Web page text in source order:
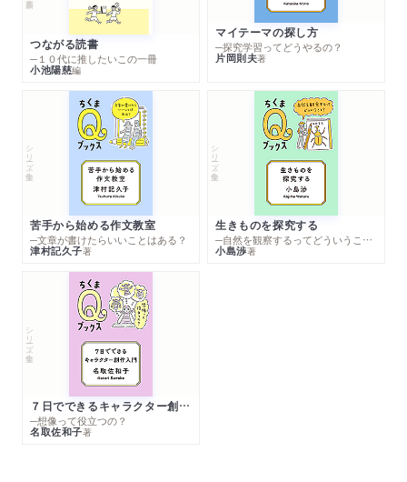
つながる読書
─１０代に推したいこの一冊
小池陽慈編
マイテーマの探し方
─探究学習ってどうやるの？
片岡則夫著
シリーズ・全集
苦手から始める作文教室
─文章が書けたらいいことはある？
津村記久子著
シリーズ・全集
生きものを探究する
─自然を観察するってどういうこと？
小島渉著
シリーズ・全集
７日でできるキャラクター創作入門
─想像って役立つの？
名取佐和子著